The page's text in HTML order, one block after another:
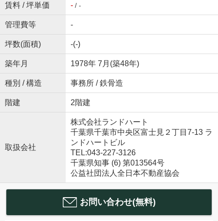
賃料 / 坪単価 -/ -
管理費等 -
坪数(面積) -(-)
築年月 1978年 7月(築48年)
種別 / 構造 事務所 / 鉄骨造
階建 2階建
取扱会社
株式会社ランドハート
千葉県千葉市中央区富士見２丁目7-13 ラ
ンドハートビル
TEL:043-227-3126
千葉県知事 (6) 第013564号
公益社団法人全日本不動産協会
お問い合わせ(無料)